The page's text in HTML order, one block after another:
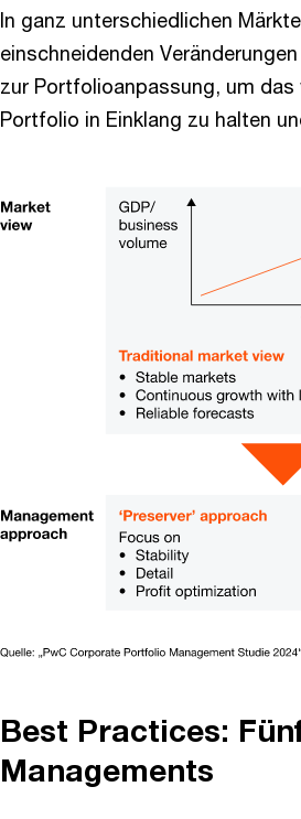
In ganz unterschiedlichen
einschneidenden
zur Portfolioanpassung, um
Portfolio in Einklang zu halten
Best Practices:
Managements